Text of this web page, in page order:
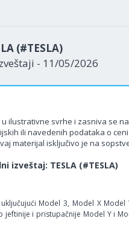
(#TESLA)
- 11/05/2026
ilustrativne svrhe i zasniva se
ili navedenih podataka o
materijal isključivo je na
izveštaj: TESLA (#TESLA)
Model 3, Model X
i pristupačnije Model Y i